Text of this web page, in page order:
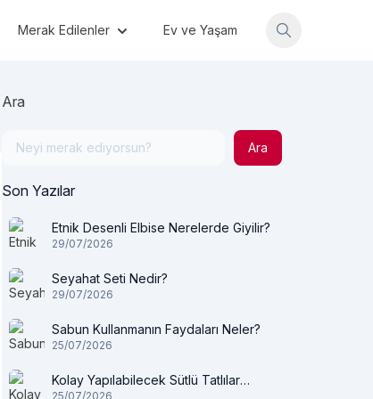
Merak Edilenler Ev ve Yaşam
Ara
Ara
Son Yazılar
Etnik Desenli Elbise Nerelerde Giyilir?
29/07/2026
Seyahat Seti Nedir?
29/07/2026
Sabun Kullanmanın Faydaları Neler?
25/07/2026
Kolay Yapılabilecek Sütlü Tatlılar
25/07/2026